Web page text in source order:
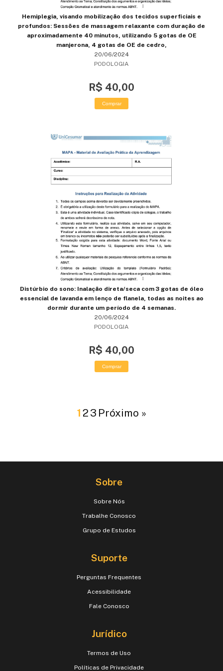
Hemiplegia, visando mobilização dos tecidos superficiais e
profundos: Sessões de massagem relaxante com duração de
aproximadamente 40 minutos, utilizando 5 gotas de OE
manjerona, 4 gotas de OE de cedro,
20/06/2024
PODOLOGIA
R$ 40,00
Comprar
Distúrbio do sono: Inalação direta/seca com 3 gotas de óleo
essencial de lavanda em lenço de flanela, todas as noites ao
dormir durante um período de 4 semanas.
20/06/2024
PODOLOGIA
R$ 40,00
Comprar
1 2 3 Próximo »
Sobre
Sobre Nós
Trabalhe Conosco
Grupo de Estudos
Suporte
Perguntas Frequentes
Acessibilidade
Fale Conosco
Jurídico
Termos de Uso
Políticas de Privacidade